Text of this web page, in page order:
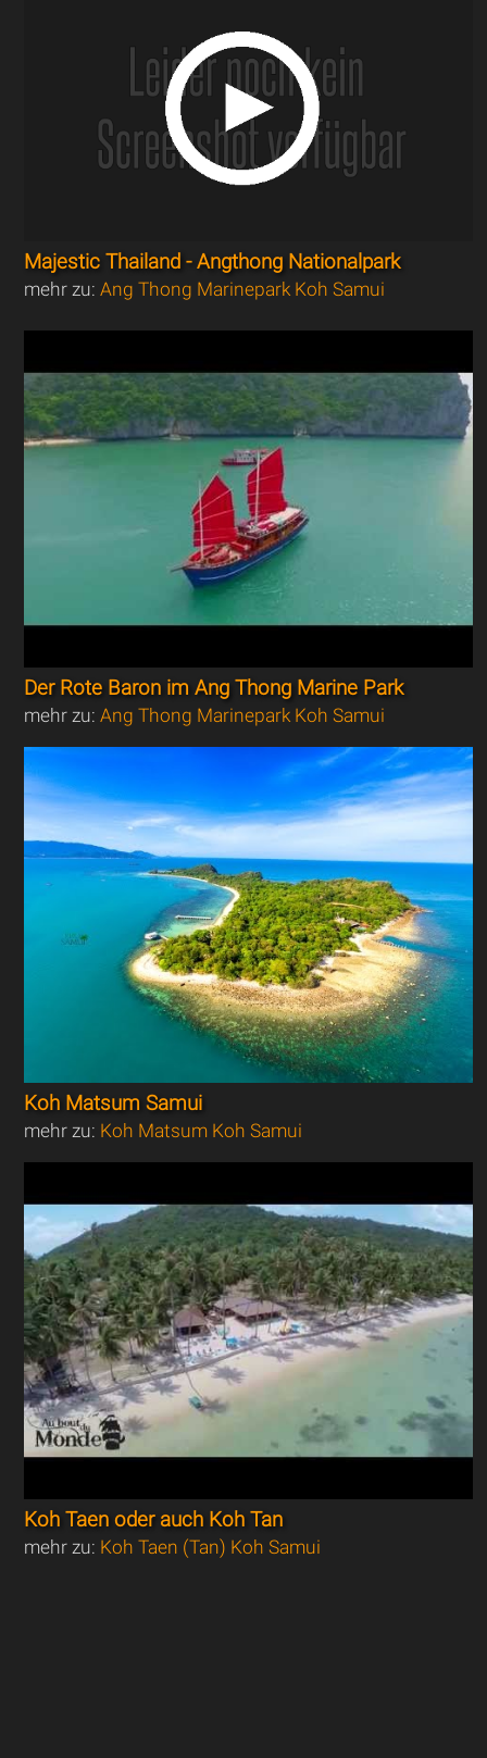
Majestic Thailand - Angthong Nationalpark
mehr zu:Ang Thong Marinepark Koh Samui
Der Rote Baron im Ang Thong Marine Park
mehr zu:Ang Thong Marinepark Koh Samui
Koh Matsum Samui
mehr zu: Koh Matsum Koh Samui
Koh Taen oder auch Koh Tan
mehr zu: Koh Taen (Tan) Koh Samui